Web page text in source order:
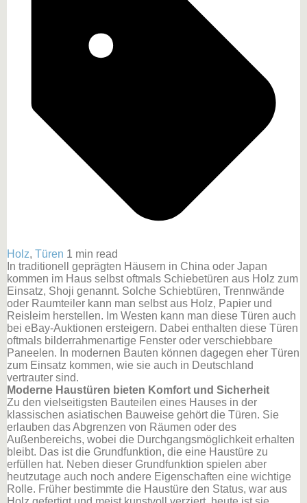
Holz, Türen 1 min read
In traditionell geprägten Häusern in China oder Japan
kommen im Haus selbst oftmals Schiebetüren aus Holz zum
Einsatz, Shoji genannt. Solche Schiebtüren, Trennwände
oder Raumteiler kann man selbst aus Holz, Papier und
Reisleim herstellen. Im Westen kann man diese Türen auch
bei eBay-Auktionen ersteigern. Dabei enthalten diese Türen
oftmals bilderrahmenartige Fenster oder verschiebbare
Paneelen. In modernen Bauten können dagegen eher Türen
zum Einsatz kommen, wie sie auch in Deutschland
vertrauter sind.
Moderne Haustüren bieten Komfort und Sicherheit
Zu den vielseitigsten Bauteilen eines Hauses in der
klassischen asiatischen Bauweise gehört die Türen. Sie
erlauben das Abgrenzen von Räumen oder des
Außenbereichs, wobei die Durchgangsmöglichkeit erhalten
bleibt. Das ist die Grundfunktion, die eine Haustüre zu
erfüllen hat. Neben dieser Grundfunktion spielen aber
heutzutage auch noch andere Eigenschaften eine wichtige
Rolle. Früher bestimmte die Haustüre den Status, war aus